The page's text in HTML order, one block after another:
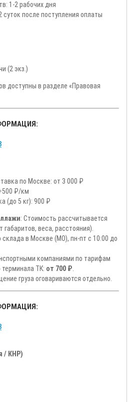
1-2 рабочих дня
суток после поступления оплаты
(2 экз.)
доступны в разделе «Правовая
по Москве: от 3 000 ₽
₽/км
(до 5 кг): 900 ₽
: Стоимость рассчитывается
веса, расстояния).
склада в Москве (МО), пн-пт с 10:00 до
компаниями по тарифам
ТК: от 700 ₽
груза оговариваются отдельно.
/ КНР)